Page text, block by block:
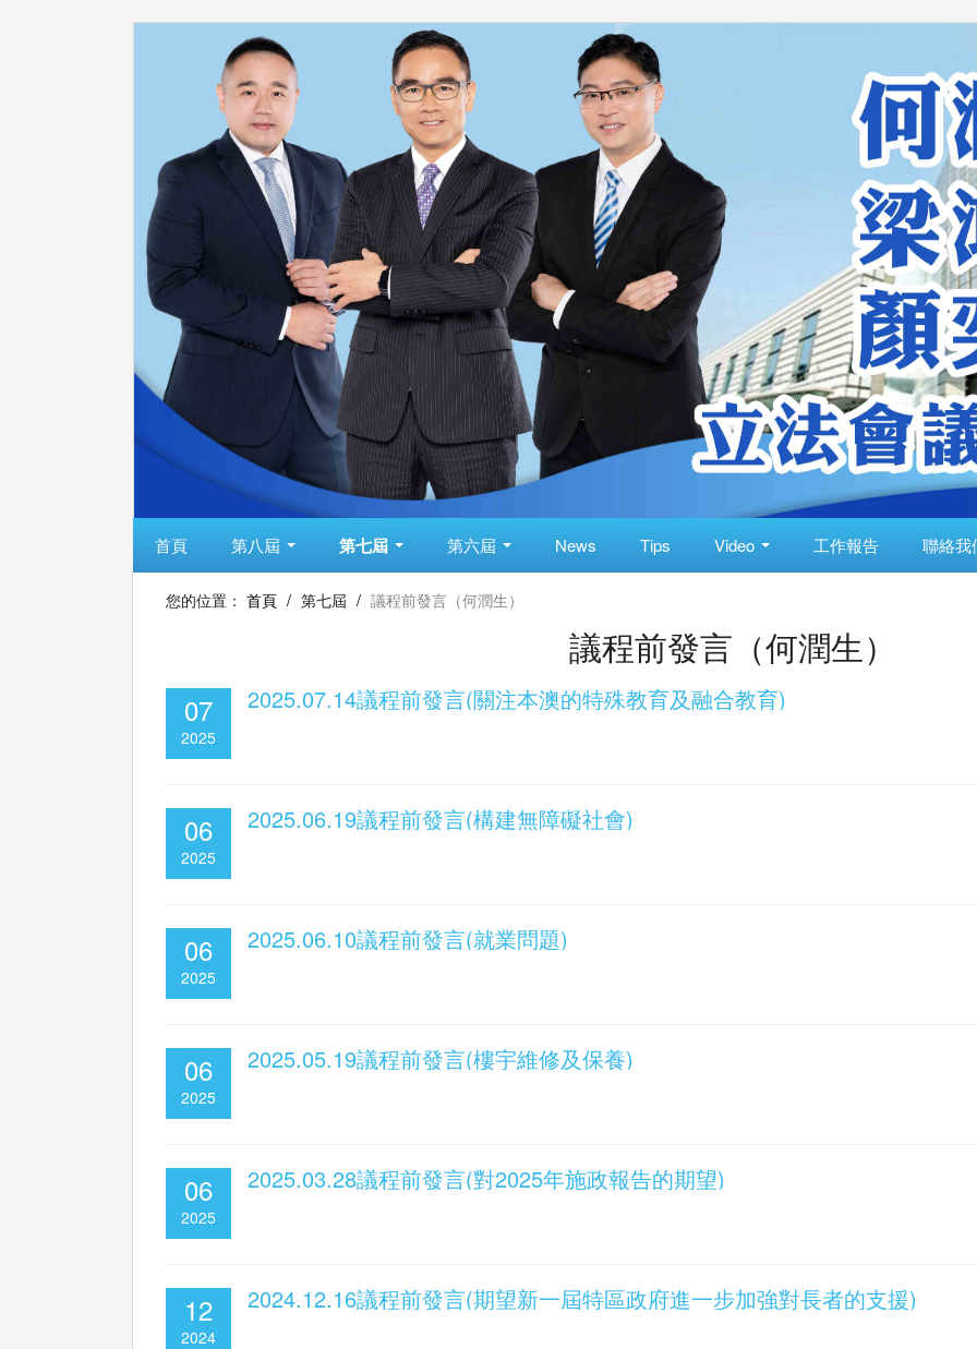
首頁 第八屆 第七屆 第六屆 News Tips Video 工作報告 聯絡我
您的位置： 首頁 / 第七屆 / 議程前發言（何潤生）
議程前發言（何潤生）
07
2025
2025.07.14議程前發言(關注本澳的特殊教育及融合教育)
06
2025
2025.06.19議程前發言(構建無障礙社會)
06
2025
2025.06.10議程前發言(就業問題)
06
2025
2025.05.19議程前發言(樓宇維修及保養)
06
2025
2025.03.28議程前發言(對2025年施政報告的期望)
12
2024
2024.12.16議程前發言(期望新一屆特區政府進一步加強對長者的支援)